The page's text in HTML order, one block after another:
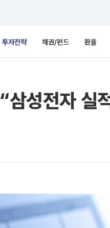
투자전략 채권/펀드 환율
성전자 실